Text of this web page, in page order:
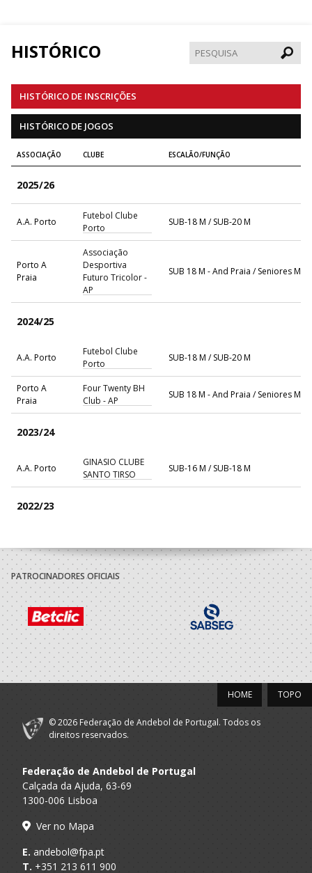
HISTÓRICO
HISTÓRICO DE INSCRIÇÕES
HISTÓRICO DE JOGOS
ASSOCIAÇÃO CLUBE ESCALÃO/FUNÇÃO
2025/26
A.A. Porto
Futebol Clube
Porto
SUB-18 M / SUB-20 M
Porto A
Praia
Associação
Desportiva
Futuro Tricolor -
AP
SUB 18 M - And Praia / Seniores M -
2024/25
A.A. Porto
Futebol Clube
Porto
SUB-18 M / SUB-20 M
Porto A
Praia
Four Twenty BH
Club - AP
SUB 18 M - And Praia / Seniores M -
2023/24
A.A. Porto
GINASIO CLUBE
SANTO TIRSO
SUB-16 M / SUB-18 M
2022/23
SANTO TIRSO
2021/22
A.A. Porto
GINASIO CLUBE
SANTO TIRSO
SUB-14 M / SUB-16 M
2020/21
GINASIO CLUBE
SUB-13 M / SUB-15 M
2019/20
SANTO TIRSO
2018/19
GINASIO CLUBE
PATROCINADORES OFICIAIS
TOPO
HOME
© 2026 Federação de Andebol de Portugal. Todos os
direitos reservados.
Federação de Andebol de Portugal
Calçada da Ajuda, 63-69
1300-006 Lisboa
Ver no Mapa
E. andebol@fpa.pt
T. +351 213 611 900